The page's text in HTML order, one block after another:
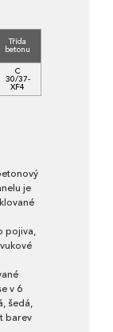
Třída
betonu
C
30/37-
XF4
je
pojiva,
v 6
šedá,
barev